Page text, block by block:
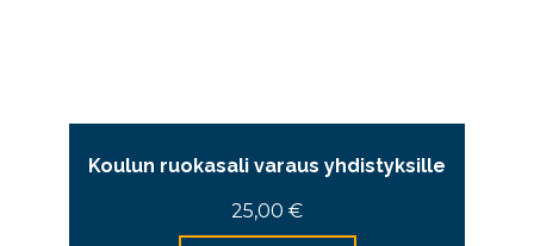
Koulun ruokasali varaus yhdistyksille
25,00 €